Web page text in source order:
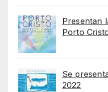
Presentan
Porto
Se
2022